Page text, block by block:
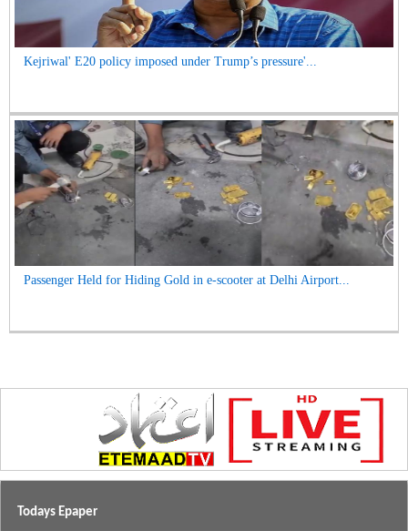
Kejriwal' E20 policy imposed under Trump’s pressure'...
Passenger Held for Hiding Gold in e-scooter at Delhi Airport...
Todays Epaper